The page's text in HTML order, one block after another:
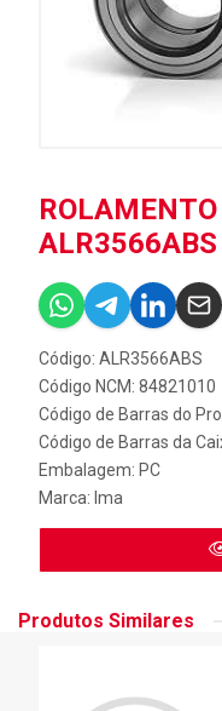
ALR3566ABS
Código: ALR3566ABS
Código NCM: 84821010
Código de Barras do
Código de Barras da
Embalagem: PC
Marca: Ima
Produtos Similares